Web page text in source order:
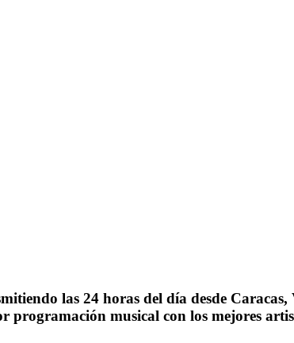
las 24 horas del día desde Caracas,
musical con los mejores